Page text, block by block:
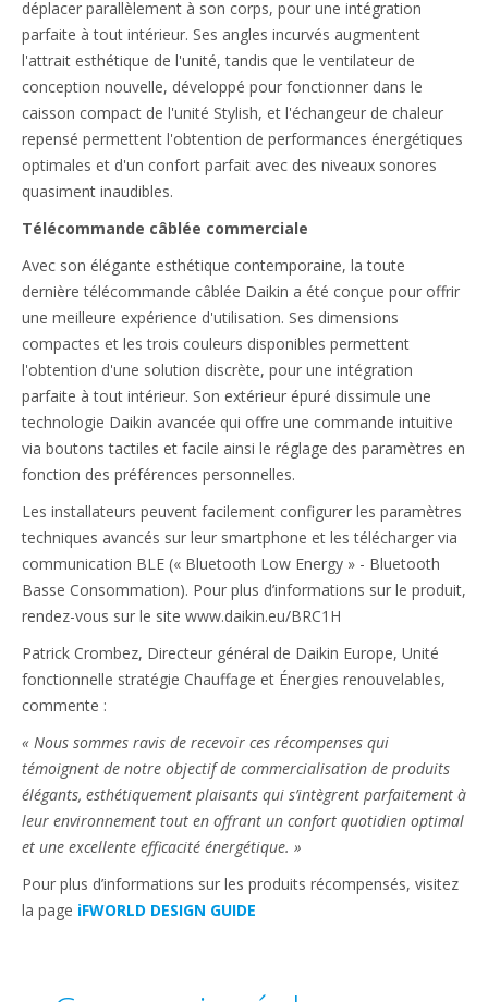
déplacer parallèlement à son corps, pour une intégration
parfaite à tout intérieur. Ses angles incurvés augmentent
l'attrait esthétique de l'unité, tandis que le ventilateur de
conception nouvelle, développé pour fonctionner dans le
caisson compact de l'unité Stylish, et l'échangeur de chaleur
repensé permettent l'obtention de performances énergétiques
optimales et d'un confort parfait avec des niveaux sonores
quasiment inaudibles.
Télécommande câblée commerciale
Avec son élégante esthétique contemporaine, la toute
dernière télécommande câblée Daikin a été conçue pour offrir
une meilleure expérience d'utilisation. Ses dimensions
compactes et les trois couleurs disponibles permettent
l'obtention d'une solution discrète, pour une intégration
parfaite à tout intérieur. Son extérieur épuré dissimule une
technologie Daikin avancée qui offre une commande intuitive
via boutons tactiles et facile ainsi le réglage des paramètres en
fonction des préférences personnelles.
Les installateurs peuvent facilement configurer les paramètres
techniques avancés sur leur smartphone et les télécharger via
communication BLE (« Bluetooth Low Energy » - Bluetooth
Basse Consommation). Pour plus d’informations sur le produit,
rendez-vous sur le site www.daikin.eu/BRC1H
Patrick Crombez, Directeur général de Daikin Europe, Unité
fonctionnelle stratégie Chauffage et Énergies renouvelables,
commente :
« Nous sommes ravis de recevoir ces récompenses qui
témoignent de notre objectif de commercialisation de produits
élégants, esthétiquement plaisants qui s’intègrent parfaitement à
leur environnement tout en offrant un confort quotidien optimal
et une excellente efficacité énergétique. »
Pour plus d’informations sur les produits récompensés, visitez
la page iFWORLD DESIGN GUIDE